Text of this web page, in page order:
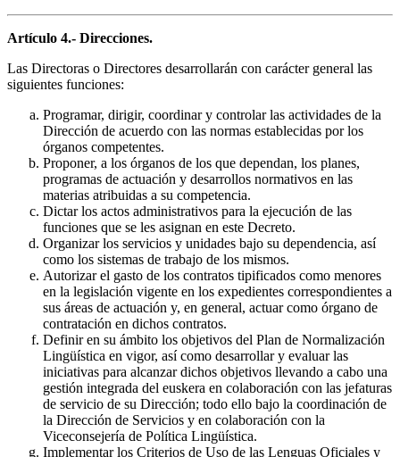
Artículo 4.- Direcciones.
Las Directoras o Directores desarrollarán con carácter general las
siguientes funciones:
Programar, dirigir, coordinar y controlar las actividades de la
Dirección de acuerdo con las normas establecidas por los
órganos competentes.
Proponer, a los órganos de los que dependan, los planes,
programas de actuación y desarrollos normativos en las
materias atribuidas a su competencia.
Dictar los actos administrativos para la ejecución de las
funciones que se les asignan en este Decreto.
Organizar los servicios y unidades bajo su dependencia, así
como los sistemas de trabajo de los mismos.
Autorizar el gasto de los contratos tipificados como menores
en la legislación vigente en los expedientes correspondientes a
sus áreas de actuación y, en general, actuar como órgano de
contratación en dichos contratos.
Definir en su ámbito los objetivos del Plan de Normalización
Lingüística en vigor, así como desarrollar y evaluar las
iniciativas para alcanzar dichos objetivos llevando a cabo una
gestión integrada del euskera en colaboración con las jefaturas
de servicio de su Dirección; todo ello bajo la coordinación de
la Dirección de Servicios y en colaboración con la
Viceconsejería de Política Lingüística.
Implementar los Criterios de Uso de las Lenguas Oficiales y